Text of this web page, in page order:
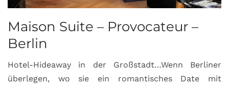
Maison Suite – Provocateur –
Berlin
Hotel-Hideaway in der Großstadt…Wenn Berliner
überlegen, wo sie ein romantisches Date mit